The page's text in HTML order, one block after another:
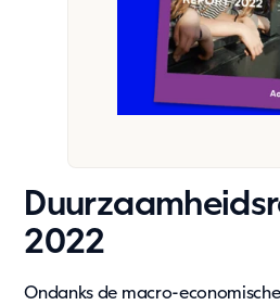
2022
Ondanks de macro-